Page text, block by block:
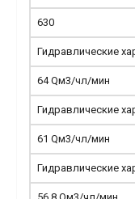
630
Гидравлические
64 Qм3/чл/мин
Гидравлические
61 Qм3/чл/мин
Гидравлические